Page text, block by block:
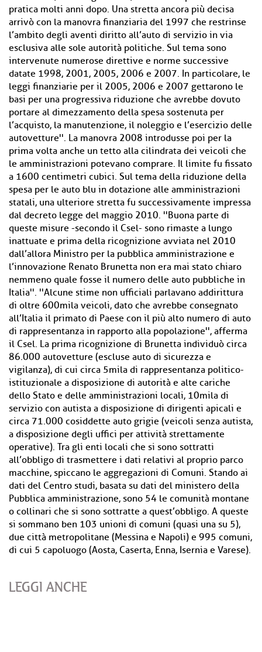
pratica molti anni dopo. Una stretta ancora più decisa
arrivò con la manovra finanziaria del 1997 che restrinse
l’ambito degli aventi diritto all’auto di servizio in via
esclusiva alle sole autorità politiche. Sul tema sono
intervenute numerose direttive e norme successive
datate 1998, 2001, 2005, 2006 e 2007. In particolare, le
leggi finanziarie per il 2005, 2006 e 2007 gettarono le
basi per una progressiva riduzione che avrebbe dovuto
portare al dimezzamento della spesa sostenuta per
l’acquisto, la manutenzione, il noleggio e l’esercizio delle
autovetture''. La manovra 2008 introdusse poi per la
prima volta anche un tetto alla cilindrata dei veicoli che
le amministrazioni potevano comprare. Il limite fu fissato
a 1600 centimetri cubici. Sul tema della riduzione della
spesa per le auto blu in dotazione alle amministrazioni
statali, una ulteriore stretta fu successivamente impressa
dal decreto legge del maggio 2010. ''Buona parte di
queste misure -secondo il Csel- sono rimaste a lungo
inattuate e prima della ricognizione avviata nel 2010
dall’allora Ministro per la pubblica amministrazione e
l’innovazione Renato Brunetta non era mai stato chiaro
nemmeno quale fosse il numero delle auto pubbliche in
Italia''. ''Alcune stime non ufficiali parlavano addirittura
di oltre 600mila veicoli, dato che avrebbe consegnato
all’Italia il primato di Paese con il più alto numero di auto
di rappresentanza in rapporto alla popolazione'', afferma
il Csel. La prima ricognizione di Brunetta individuò circa
86.000 autovetture (escluse auto di sicurezza e
vigilanza), di cui circa 5mila di rappresentanza politico-
istituzionale a disposizione di autorità e alte cariche
dello Stato e delle amministrazioni locali, 10mila di
servizio con autista a disposizione di dirigenti apicali e
circa 71.000 cosiddette auto grigie (veicoli senza autista,
a disposizione degli uffici per attività strettamente
operative). Tra gli enti locali che si sono sottratti
all’obbligo di trasmettere i dati relativi al proprio parco
macchine, spiccano le aggregazioni di Comuni. Stando ai
dati del Centro studi, basata su dati del ministero della
Pubblica amministrazione, sono 54 le comunità montane
o collinari che si sono sottratte a quest’obbligo. A queste
si sommano ben 103 unioni di comuni (quasi una su 5),
due città metropolitane (Messina e Napoli) e 995 comuni,
di cui 5 capoluogo (Aosta, Caserta, Enna, Isernia e Varese).
LEGGI ANCHE